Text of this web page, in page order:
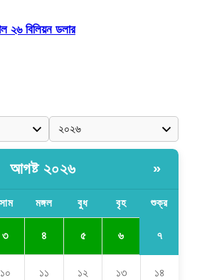
২৬ বিলিয়ন ডলার
আগষ্ট ২০২৬ »
মঙ্গল বুধ বৃহ শুক্র
৩ ৪ ৫ ৬ ৭
১০ ১১ ১২ ১৩ ১৪